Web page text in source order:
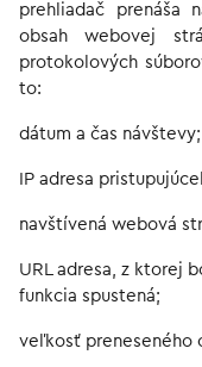
prehliadač prenáša
obsah webovej
protokolových
to:
dátum a čas návštevy;
IP adresa
navštívená webová
URL adresa, z ktorej
funkcia spustená;
veľkosť preneseného